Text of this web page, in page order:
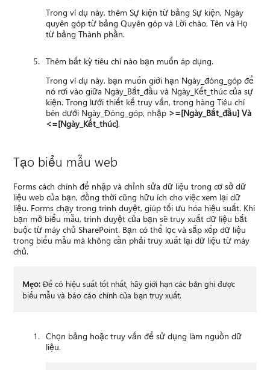
Trong ví dụ này, thêm Sự kiện từ bảng Sự kiện, Ngày
quyên góp từ bảng Quyên góp và Lời chào, Tên và Họ
từ bảng Thành phần.
Thêm bất kỳ tiêu chí nào bạn muốn áp dụng.
Trong ví dụ này, bạn muốn giới hạn Ngày_đóng_góp để
nó rơi vào giữa Ngày_Bắt_đầu và Ngày_Kết_thúc của sự
kiện. Trong lưới thiết kế truy vấn, trong hàng Tiêu chí
bên dưới Ngày_Đóng_góp, nhập >=[Ngày_Bắt_đầu] Và
<=[Ngày_Kết_thúc].
Tạo biểu mẫu web
Forms cách chính để nhập và chỉnh sửa dữ liệu trong cơ sở dữ
liệu web của bạn, đồng thời cũng hữu ích cho việc xem lại dữ
liệu. Forms chạy trong trình duyệt, giúp tối ưu hóa hiệu suất. Khi
bạn mở biểu mẫu, trình duyệt của bạn sẽ truy xuất dữ liệu bắt
buộc từ máy chủ SharePoint. Bạn có thể lọc và sắp xếp dữ liệu
trong biểu mẫu mà không cần phải truy xuất lại dữ liệu từ máy
chủ.
Mẹo: Để có hiệu suất tốt nhất, hãy giới hạn các bản ghi được
biểu mẫu và báo cáo chính của bạn truy xuất.
Chọn bảng hoặc truy vấn để sử dụng làm nguồn dữ
liệu.